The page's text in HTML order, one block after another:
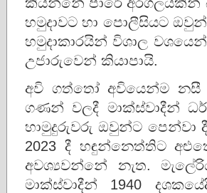
හමුදාවට හා පොලීසියට
හමුදාකාරයින් විශාල
උජාරුවෙන් කියාපායි.
අවි ගත්තෝ අවියෙන්ම
ගණන් වලදී මාක්ස්වාදීන්
හාමුදුරුවරු ඔවුන්ට පෙන්වා
2023 දී හඳුන්නෙත්තිට
අවශ්‍යවන්නේ නැත.
මාක්ස්වාදීන් 1940